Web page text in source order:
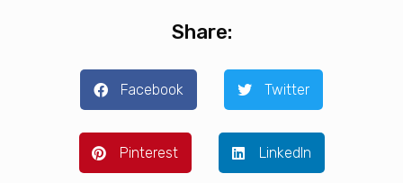
Share:
Facebook Twitter
Pinterest LinkedIn